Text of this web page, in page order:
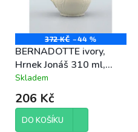
d
u
k
t
ů
372 KČ –44 %
BERNADOTTE ivory,
Hrnek Jonáš 310 ml,
porcelán Thun
Průměrné
hodnocení
produktu
4,3
Skladem
206 Kč
DO KOŠÍKU